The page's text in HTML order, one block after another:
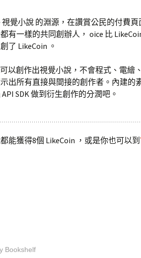
視覺小說 的淵源，在讚賞公民的付費
有一樣的共同創辦人， oice 比
了 LikeCoin 。
以創作出視覺小說，不會程式、電繪
出所有直接與間接的創作者。內建的
SDK 做到衍生創作的分潤吧。
能獲得8個 LikeCoin ，或是你也可以到